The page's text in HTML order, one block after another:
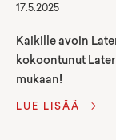
17.5.2025
Kaikille avoin
kokoontunut
mukaan!
LUE LISÄÄ